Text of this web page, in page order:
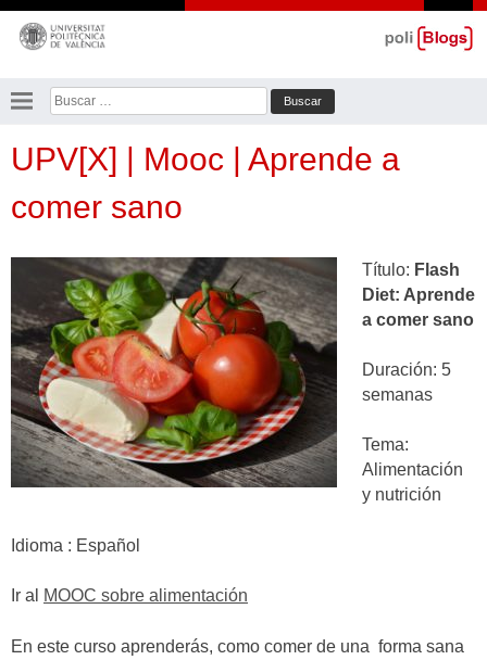
Saltar
contenido
Buscar:
UPV[X] | Mooc | Aprende a
comer sano
Título: Flash
Diet: Aprende
a comer sano
Duración: 5
semanas
Tema:
Alimentación
y nutrición
Idioma : Español
Ir al MOOC sobre alimentación
En este curso aprenderás, como comer de una forma sana